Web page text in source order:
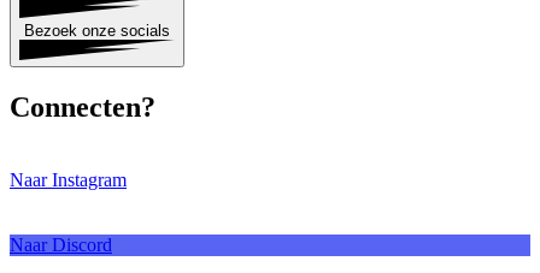
Bezoek onze socials
Connecten?
Naar Instagram
Naar Discord